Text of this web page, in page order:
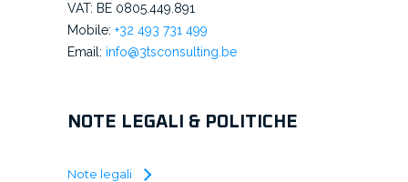
VAT: BE 0805.449.891
Mobile: +32 493 731 499
Email: info@3tsconsulting.be
NOTE LEGALI & POLITICHE
Note legali